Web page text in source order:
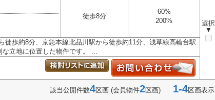
選択
▼
徒歩8分
60%
200%
徒歩約8分、京急本線北品川駅から徒歩約11分、浅草線高輪台駅
立地に位置した物件です。 ...
該当公開件数4区画 (会員物件2区画) 1-4区画表示